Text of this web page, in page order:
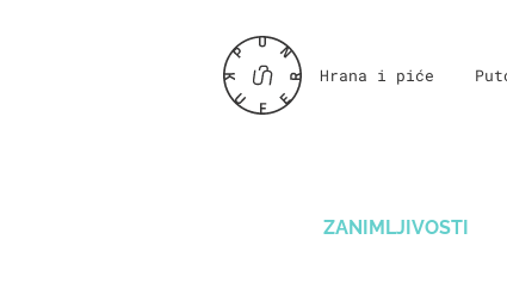
Hrana i piće
ZANIMLJIVOSTI